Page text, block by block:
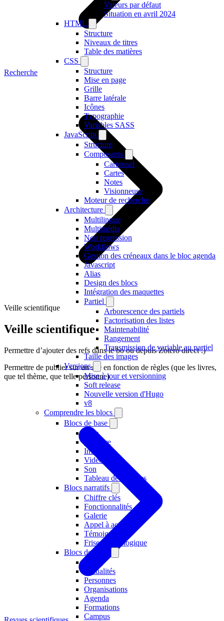
Valeurs par défaut
Situation en avril 2024
HTML
Structure
Niveaux de titres
Table des matières
CSS
Structure
Mise en page
Grille
Barre latérale
Icônes
Typographie
Variables SASS
JavaScript
Structure
Composants
Carrousel
Cartes
Notes
Visionneuse
Moteur de recherche
Architecture
Multilingue
Multimédia
Non regression
Workflows
Gestion des créneaux dans le bloc agenda
Javascript
Alias
Design des blocs
Intégration des maquettes
Partiel
Arborescence des partiels
Factorisation des listes
Maintenabilité
Rangement
Transmission de variable au partiel
Taille des images
Versions
Mise à jour et versionning
Soft release
Nouvelle version d'Hugo
v8
Comprendre les blocs
Blocs de base
Titre
Chapitre
Image
Vidéo
Son
Tableau de données
Blocs narratifs
Chiffre clés
Fonctionnalités
Galerie
Appel à action
Témoignages
Frise chronologique
Blocs de listes
Actualités
Personnes
Organisations
Agenda
Formations
Campus
Recherche
Veille scientifique
Veille scientifique
Permettre d’ajouter des refs dans le bo ou depuis Zotero direct :)
Permettre de publier sur un site en fonction de règles (que les livres,
que tel thème, que telle personne)